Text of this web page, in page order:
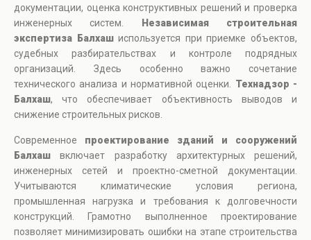
документации, оценка конструктивных решений и проверка
инженерных систем.
Независимая строительная
экспертиза Балхашиспользуется при приемке объектов,
судебных разбирательствах и контроле подрядных
организаций. Здесь особенно важно сочетание
технического анализа и нормативной оценки. Технадзор -
Балхаш, что обеспечивает объективность выводов и
снижение строительных рисков.
Современное проектирование зданий и сооружений
Балхаш включает разработку архитектурных решений,
инженерных сетей и проектно-сметной документации.
Учитываются климатические условия региона,
промышленная нагрузка и требования к долговечности
конструкций. Грамотно выполненное проектирование
позволяет минимизировать ошибки на этапе строительства